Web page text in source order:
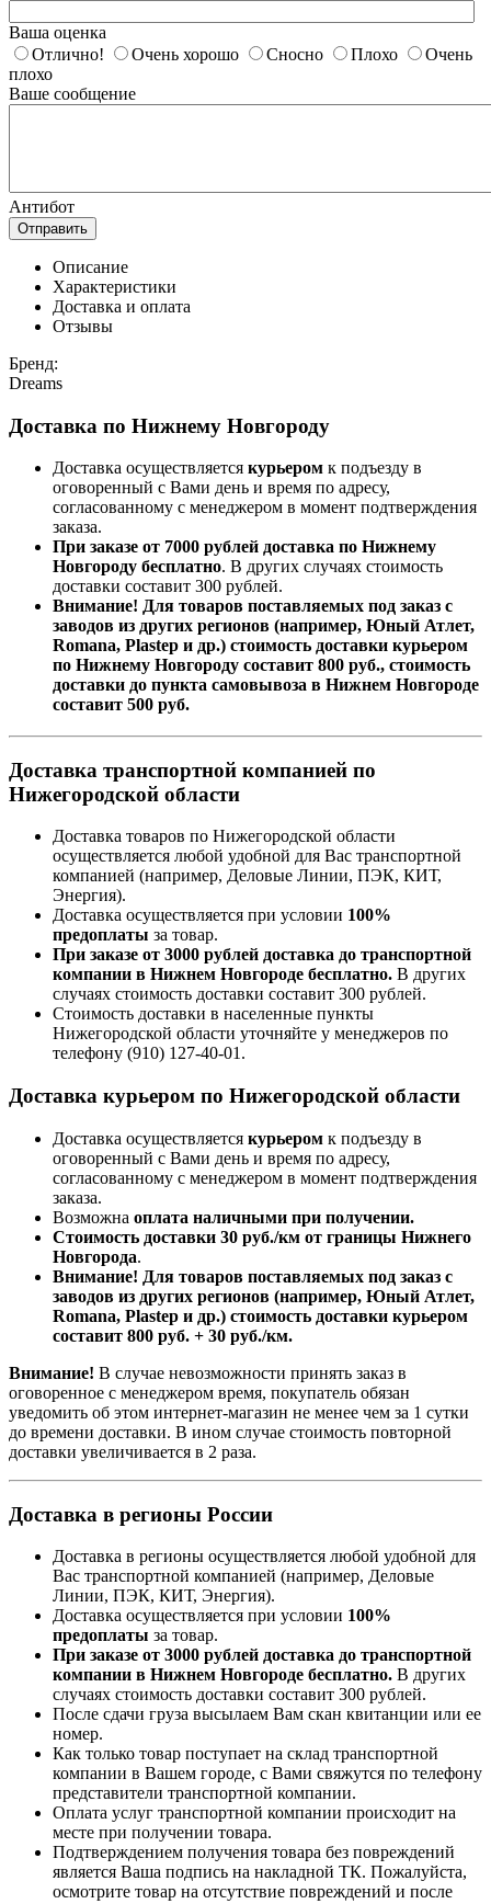
Ваша оценка
Отлично!
Очень хорошо Сносно Плохо
Очень
плохо
Ваше сообщение
Антибот
Отправить
Описание
Характеристики
Доставка и оплата
Отзывы
Бренд:
Dreams
Доставка по Нижнему Новгороду
Доставка осуществляется курьером к подъезду в
оговоренный с Вами день и время по адресу,
согласованному с менеджером в момент подтверждения
заказа.
При заказе от 7000 рублей доставка по Нижнему
Новгороду бесплатно. В других случаях стоимость
доставки составит 300 рублей.
Внимание! Для товаров поставляемых под заказ с
заводов из других регионов (например, Юный Атлет,
Romana, Plastep и др.) стоимость доставки курьером
по Нижнему Новгороду составит 800 руб., стоимость
доставки до пункта самовывоза в Нижнем Новгороде
составит 500 руб.
Доставка транспортной компанией по
Нижегородской области
Доставка товаров по Нижегородской области
осуществляется любой удобной для Вас транспортной
компанией (например, Деловые Линии, ПЭК, КИТ,
Энергия).
Доставка осуществляется при условии 100%
предоплаты за товар.
При заказе от 3000 рублей доставка до транспортной
компании в Нижнем Новгороде бесплатно. В других
случаях стоимость доставки составит 300 рублей.
Стоимость доставки в населенные пункты
Нижегородской области уточняйте у менеджеров по
телефону (910) 127-40-01.
Доставка курьером по Нижегородской области
Доставка осуществляется курьером к подъезду в
оговоренный с Вами день и время по адресу,
согласованному с менеджером в момент подтверждения
заказа.
Возможна оплата наличными при получении.
Стоимость доставки 30 руб./км от границы Нижнего
Новгорода.
Внимание! Для товаров поставляемых под заказ с
заводов из других регионов (например, Юный Атлет,
Romana, Plastep и др.) стоимость доставки курьером
составит 800 руб. + 30 руб./км.
Внимание! В случае невозможности принять заказ в
оговоренное с менеджером время, покупатель обязан
уведомить об этом интернет-магазин не менее чем за 1 сутки
до времени доставки. В ином случае стоимость повторной
доставки увеличивается в 2 раза.
Доставка в регионы России
Доставка в регионы осуществляется любой удобной для
Вас транспортной компанией (например, Деловые
Линии, ПЭК, КИТ, Энергия).
Доставка осуществляется при условии 100%
предоплаты за товар.
При заказе от 3000 рублей доставка до транспортной
компании в Нижнем Новгороде бесплатно. В других
случаях стоимость доставки составит 300 рублей.
После сдачи груза высылаем Вам скан квитанции или ее
номер.
Как только товар поступает на склад транспортной
компании в Вашем городе, с Вами свяжутся по телефону
представители транспортной компании.
Оплата услуг транспортной компании происходит на
месте при получении товара.
Подтверждением получения товара без повреждений
является Ваша подпись на накладной ТК. Пожалуйста,
осмотрите товар на отсутствие повреждений и после